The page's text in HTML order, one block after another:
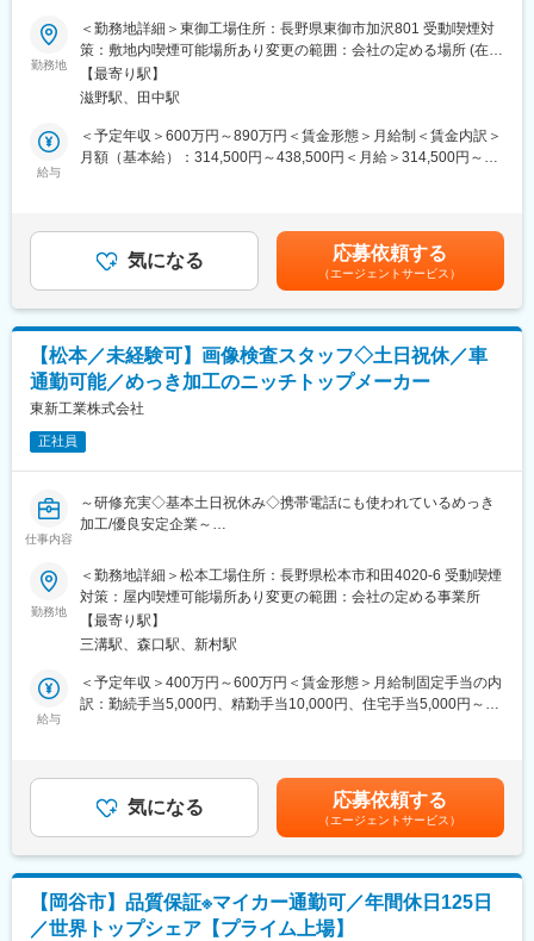
変更の範囲：会社の定める業務
毎に活動に対する取り組み結果と重点施策を報告して、改善に取
り組んでいます。
また、グロ－バル品質保証会議では、海外拠点の品質基盤強化の
ために開催しており、TPRの拠点は世界共通を目的に取り組んで
取組みの成果により、2024年度の品質・納期に関する取り組みを
ご評価いただき、自動車メーカー各社から国内外で数々のサプラ
同社主力製品である、シリンダライナは世界シェア1位、ピストン
リングでは国内シェア3位。高い技術力と信頼をもとに国内では全
自動車メーカーと取引がある独立系自動車部品メーカーです。新
規事業拡大も積極的に進めており、AIロボットの開発の他にもゴ
ム・樹脂事業、ナノ素材の開発など幅広い分野で成果を出してお
り、2023年には自動車部品事業と新規事業の売上構成比が52:48
になるまで成長しております。2026年には49:51となるよう引き
続き新規事業に注力しております。
また、新卒離職率は0%(過去3年間)、平均勤続年数は19年と長く
働ける環境が整っております。平均年収727万円と将来的にもし
完成車メーカーと同じ目線になって開発に携われる/就業環境◎平
均勤続年数18.5年】
■業務内容：
入社後は量産ABSのDV試験を中心に担当し、スキルに応じて新製
品開発にも携わっていただきます。現在は量産開発と新規開発が
5:5の割合で進行しています。
（2）DV試験の計画・立案と、試験後の報告書作成
（3）開発プロセスにおける成果物の作成と管理
（4）開発を推進するための全ての活動について社内・客先と密な
・出張：1～2か月に一度、栃木の那須烏山事業所への出張を想定
しています。
※栃木で同じ製品を開発しているメンバーとの交流を図るため
■組織内での本求人ポジションのミッション：
本ポジションでは、二輪車用ブレーキ制御ユニットの品質と安全
性を確保することがミッションです。設計検証（DV試験）を通じ
て、試作品が顧客要求や各規格を満たしているかを確認します。
試験結果を設計チームにフィードバックし、製品改良や量産化を
推進する役割を担います。自身の評価業務を通じて、世界中のラ
■仕事の魅力：
・自分の開発に関わった製品が動く達成感
自身が携わったABSユニットや部品が、実際のバイクに実装さ
専門誌で高く評価をされることもあります。その瞬間は、形に残
る成果として変え難い達成感を味わうことができます。当社は独
変更の範囲：会社の定める業務
勤務地
＜勤務地詳細＞東御工場住所：長野県東御市加沢801 受動喫煙対
策：敷地内喫煙可能場所あり変更の範囲：会社の定める場所 (在宅
勤務及びサテライトオフィス勤務制度に定める就業場所を含む)
【最寄り駅】
滋野駅、田中駅
給与
＜予定年収＞600万円～890万円＜賃金形態＞月給制＜賃金内訳＞
月額（基本給）：314,500円～438,500円＜月給＞314,500円～
気になる 応募依頼する
（エージェントサービス）
【松本／未経験可】画像検査スタッフ◇土日祝休／車
通勤可能／めっき加工のニッチトップメーカー
東新工業株式会社
正社員
仕事内容
～研修充実◇基本土日祝休み◇携帯電話にも使われているめっき
加工/優良安定企業～
■担当業務：
松本工場・品質管理課にて、画像検査スタッフを募集いたしま
す。確かな技術でモノづくりの現場に貢献できるやりがいのある
業務です！
■詳細：
・外観検査（キズ・汚れ・欠陥）の自動判定処理の構築
・他部門（製造・設備）との連携・調整
・その他品質管理に関する業務
※コネクタとは：携帯電話，DVD，液晶型テレビ，PCなどの電子
部品用接点部分（コネクターやスイッチなど）に施されている材
料です。
勤務地
＜勤務地詳細＞松本工場住所：長野県松本市和田4020-6 受動喫煙
対策：屋内喫煙可能場所あり変更の範囲：会社の定める事業所
【最寄り駅】
三溝駅、森口駅、新村駅
給与
＜予定年収＞400万円～600万円＜賃金形態＞月給制固定手当の内
訳：勤続手当5,000円、精勤手当10,000円、住宅手当5,000円～
月）■昇給：平均9,600円■補足：・条件は現職の年収を考慮して
提示をします。・住宅手当は規定に応じて金額決定。実家住まい
の方でも支給対象。賃金はあくまでも目安の金額であり、選考を
通じて上下する可能性があります。月給(月額)は固定手当を含めた
表記です。
気になる 応募依頼する
（エージェントサービス）
【岡谷市】品質保証※マイカー通勤可／年間休日125日
／世界トップシェア【プライム上場】